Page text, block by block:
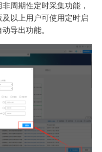
周期性定时采集功能，
以上用户可使用定时启
导出功能。